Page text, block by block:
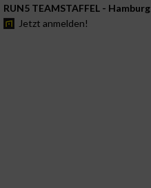
RUN5 TEAMSTAFFEL - Hamburg
Jetzt anmelden!